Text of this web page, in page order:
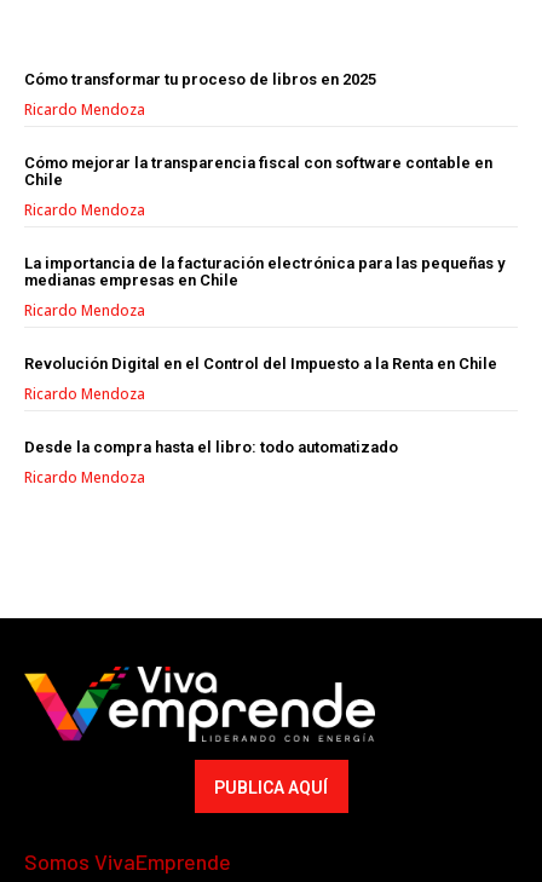
Cómo transformar tu proceso de libros en 2025
Ricardo Mendoza
Cómo mejorar la transparencia fiscal con software contable en
Chile
Ricardo Mendoza
La importancia de la facturación electrónica para las pequeñas y
medianas empresas en Chile
Ricardo Mendoza
Revolución Digital en el Control del Impuesto a la Renta en Chile
Ricardo Mendoza
Desde la compra hasta el libro: todo automatizado
Ricardo Mendoza
PUBLICA AQUÍ
Somos VivaEmprende